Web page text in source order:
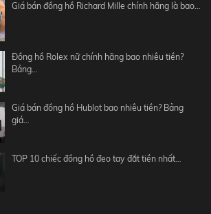
Giá bán đồng hồ Richard Mille chính hãng là bao…
Đồng hồ Rolex nữ chính hãng bao nhiêu tiền?
Bảng…
Giá bán đồng hồ Hublot bao nhiêu tiền? Bảng
giá…
TOP 10 chiếc đồng hồ đeo tay đắt tiền nhất…